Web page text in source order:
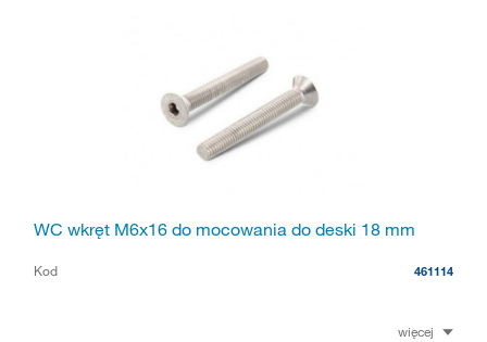
WC wkręt M6x16 do mocowania do deski 18 mm
Kod 461114
więcej